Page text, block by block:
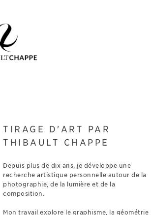
TIRAGE D'ART PAR
THIBAULT CHAPPE
Depuis plus de dix ans, je développe une
recherche artistique personnelle autour de la
photographie, de la lumière et de la
composition.
Mon travail explore le graphisme, la géométrie